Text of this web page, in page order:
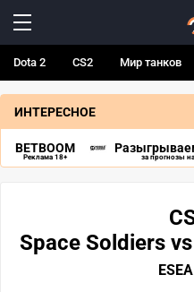
Dota 2 CS2 Мир танков
ИНТЕРЕСНОЕ
BETBOOM
Реклама 18+ за прогнозы
Space Soldiers vs